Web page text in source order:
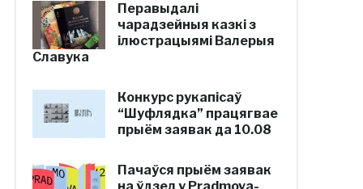
Перавыдалі
чарадзейныя казкі з
ілюстрацыямі Валерыя
Славука
Конкурс рукапісаў
“Шуфлядка” працягвае
прыём заявак да 10.08
Пачаўся прыём заявак